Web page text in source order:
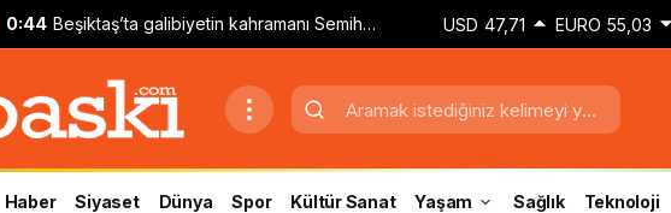
0:44 Beşiktaş’ta galibiyetin kahramanı Semih USD 47,71 EURO 55,03
Haber Siyaset Dünya Spor Kültür Sanat Yaşam Sağlık Teknoloji